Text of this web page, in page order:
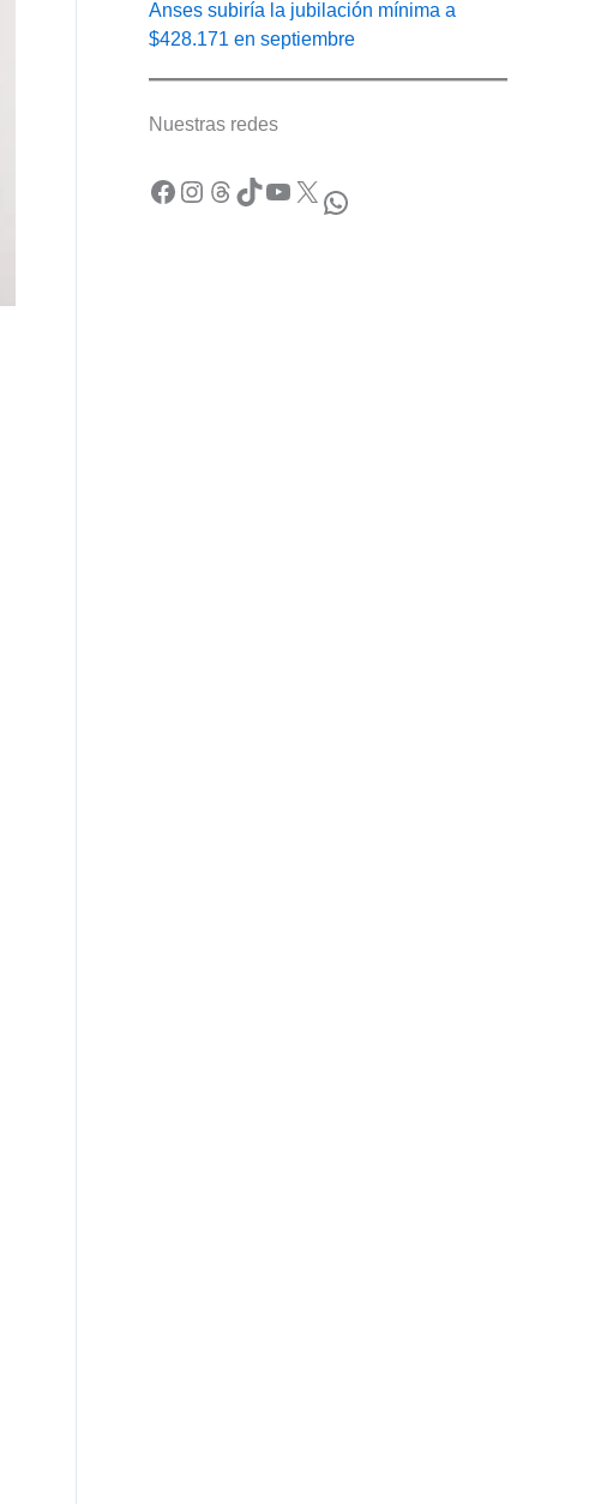
Anses subiría la jubilación mínima a
$428.171 en septiembre
Nuestras redes
Facebook Instagram Threads TikTok YouTube X WhatsApp